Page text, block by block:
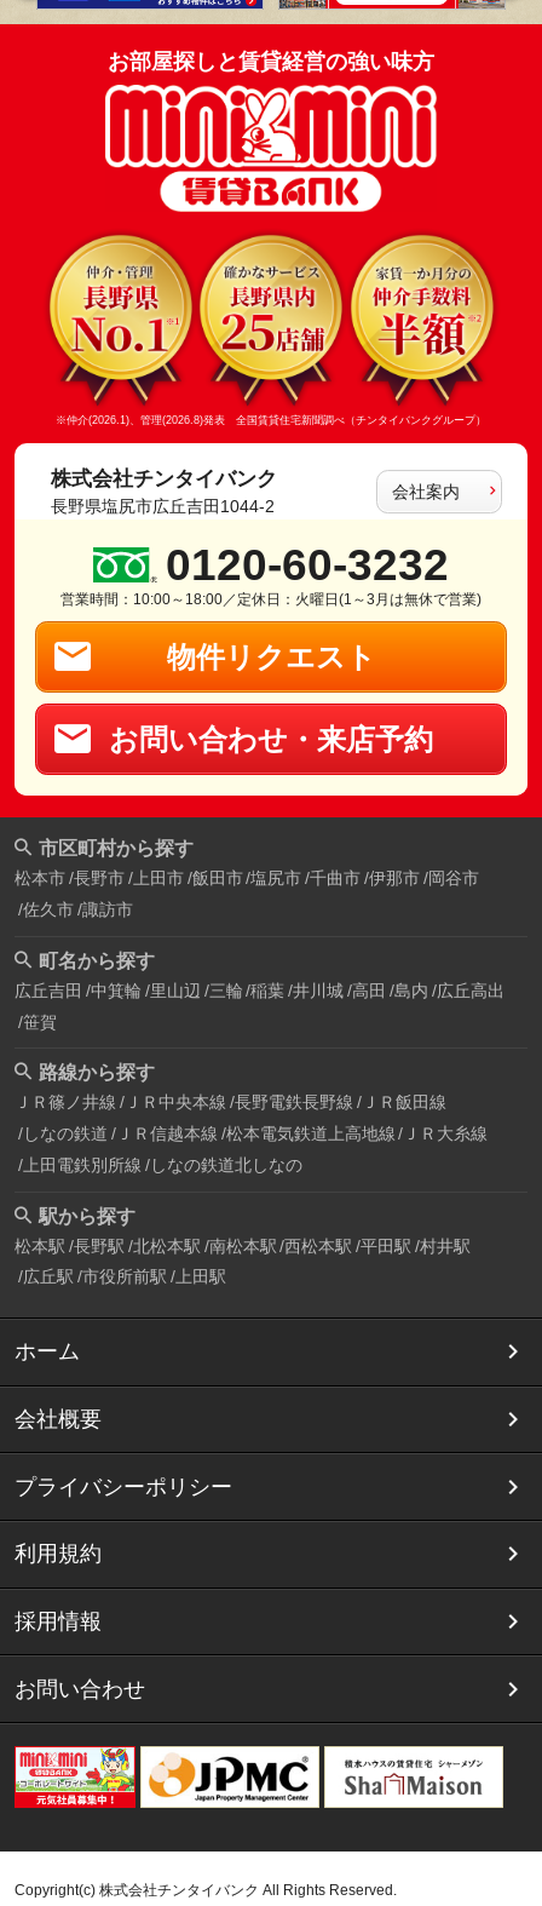
お部屋探しと賃貸経営の強い味方
※仲介(2026.1)、管理(2026.8)発表 全国賃貸住宅新聞調べ（チンタイバンクグループ）
株式会社チンタイバンク
長野県塩尻市広丘吉田1044-2
会社案内
0120-60-3232
営業時間：10:00～18:00／定休日：火曜日(1～3月は無休で営業)
物件リクエスト
お問い合わせ・来店予約
市区町村から探す
松本市 長野市 上田市 飯田市 塩尻市 千曲市 伊那市 岡谷市
佐久市 諏訪市
町名から探す
広丘吉田 中箕輪 里山辺 三輪 稲葉 井川城 高田 島内 広丘高出
笹賀
路線から探す
ＪＲ篠ノ井線 ＪＲ中央本線 長野電鉄長野線 ＪＲ飯田線
しなの鉄道 ＪＲ信越本線 松本電気鉄道上高地線
ＪＲ大糸線
上田電鉄別所線 しなの鉄道北しなの
駅から探す
松本駅 長野駅 北松本駅 南松本駅 西松本駅 平田駅 村井駅
広丘駅 市役所前駅 上田駅
ホーム
会社概要
プライバシーポリシー
利用規約
採用情報
お問い合わせ
Copyright(c) 株式会社チンタイバンク All Rights Reserved.